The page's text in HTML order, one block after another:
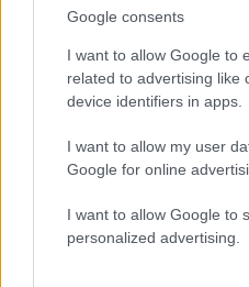
Google consents
I want to allow Google to
related to advertising like
device identifiers in apps.
I want to allow my user
Google for online
I want to allow Google to
personalized advertising.
Υποβολή
Όροι Χρήσης. Το site
Όροι